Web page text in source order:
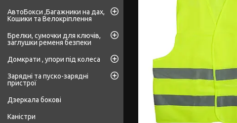
АвтоБокси ,Багажники на дах,
Кошики та Велокріплення
Брелки, сумочки для ключів,
заглушки ременя безпеки
Домкрати , упори під колеса
Зарядні та пуско-зарядні
пристрої
Дзеркала бокові
Каністри